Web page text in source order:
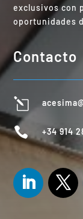
exclusivos con
oportunidades
Contacto
l
 +34 914